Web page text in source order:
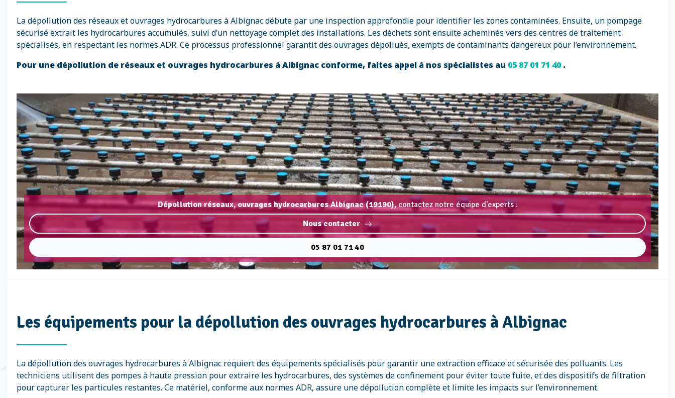
La dépollution des réseaux et ouvrages hydrocarbures à Albignac débute par une inspection approfondie pour identifier les zones contaminées. Ensuite, un pompage
sécurisé extrait les hydrocarbures accumulés, suivi d’un nettoyage complet des installations. Les déchets sont ensuite acheminés vers des centres de traitement
spécialisés, en respectant les normes ADR. Ce processus professionnel garantit des ouvrages dépollués, exempts de contaminants dangereux pour l’environnement.
Pour une dépollution de réseaux et ouvrages hydrocarbures à Albignac conforme, faites appel à nos spécialistes au 05 87 01 71 40.
Dépollution réseaux, ouvrages hydrocarbures Albignac (19190),contactez notre équipe d'experts :
Nous contacter
05 87 01 71 40
Les équipements pour la dépollution des ouvrages hydrocarbures à Albignac
La dépollution des ouvrages hydrocarbures à Albignac requiert des équipements spécialisés pour garantir une extraction efficace et sécurisée des polluants. Les
techniciens utilisent des pompes à haute pression pour extraire les hydrocarbures, des systèmes de confinement pour éviter toute fuite, et des dispositifs de filtration
pour capturer les particules restantes. Ce matériel, conforme aux normes ADR, assure une dépollution complète et limite les impacts sur l’environnement.